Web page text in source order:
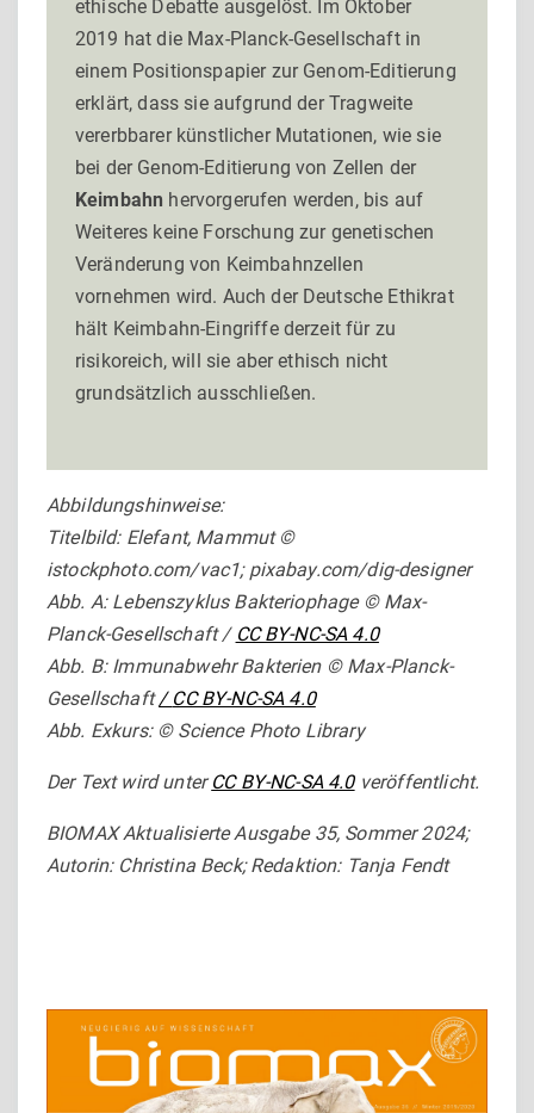
ethische Debatte ausgelöst. Im Oktober
2019 hat die Max-Planck-Gesellschaft in
einem Positionspapier zur Genom-Editierung
erklärt, dass sie aufgrund der Tragweite
vererbbarer künstlicher Mutationen, wie sie
bei der Genom-Editierung von Zellen der
Keimbahn hervorgerufen werden, bis auf
Weiteres keine Forschung zur genetischen
Veränderung von Keimbahnzellen
vornehmen wird. Auch der Deutsche Ethikrat
hält Keimbahn-Eingriffe derzeit für zu
risikoreich, will sie aber ethisch nicht
grundsätzlich ausschließen.
Abbildungshinweise:
Titelbild: Elefant, Mammut ©
istockphoto.com/vac1; pixabay.com/dig-designer
Abb. A: Lebenszyklus Bakteriophage © Max-
Planck-Gesellschaft / CC BY-NC-SA 4.0
Abb. B: Immunabwehr Bakterien © Max-Planck-
Gesellschaft/ CC BY-NC-SA 4.0
Abb. Exkurs: © Science Photo Library
Der Text wird unterCC BY-NC-SA 4.0veröffentlicht.
BIOMAX Aktualisierte Ausgabe 35, Sommer 2024;
Autorin: Christina Beck; Redaktion: Tanja Fendt